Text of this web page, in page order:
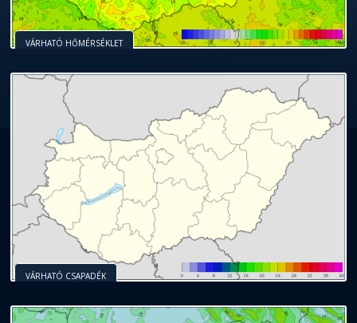
VÁRHATÓ HŐMÉRSÉKLET
VÁRHATÓ CSAPADÉK